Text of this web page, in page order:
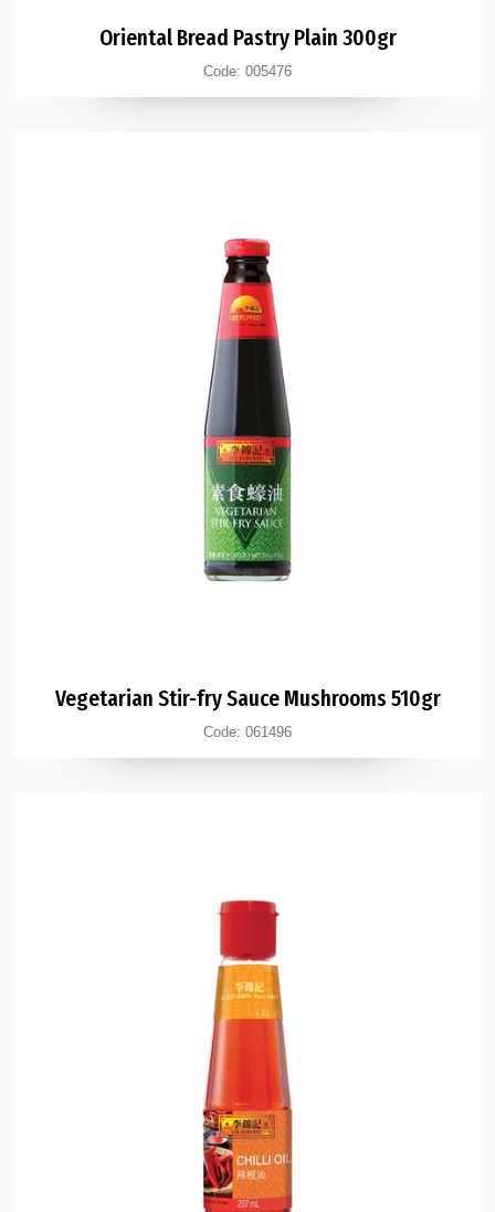
Oriental Bread Pastry Plain 300gr
Code: 005476
Vegetarian Stir-fry Sauce Mushrooms 510gr
Code: 061496